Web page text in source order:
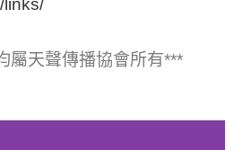
links/
屬天聲傳播協會所有***